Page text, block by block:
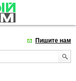
Пишите нам